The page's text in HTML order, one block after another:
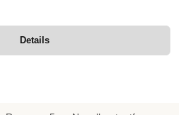
Details